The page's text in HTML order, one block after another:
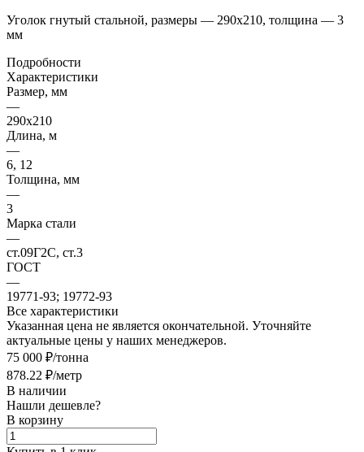
Уголок гнутый стальной, размеры — 290х210, толщина — 3
мм
Подробности
Характеристики
Размер, мм
—
290х210
Длина, м
—
6, 12
Толщина, мм
—
3
Марка стали
—
ст.09Г2С, ст.3
ГОСТ
—
19771-93; 19772-93
Все характеристики
Указанная цена не является окончательной. Уточняйте
актуальные цены у наших менеджеров.
75 000 ₽/тонна
878.22 ₽/метр
В наличии
Нашли дешевле?
В корзину